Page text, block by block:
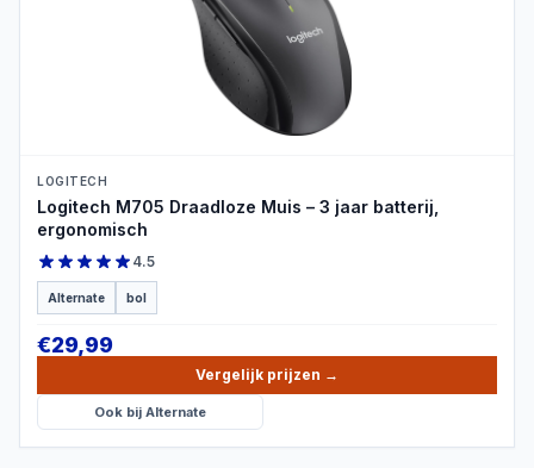
PRODUCTBEELD
LOGITECH
Logitech M705 Draadloze Muis – 3 jaar batterij,
ergonomisch
4.5
Alternate bol
€29,99
Vergelijk prijzen →
Ook bij Alternate